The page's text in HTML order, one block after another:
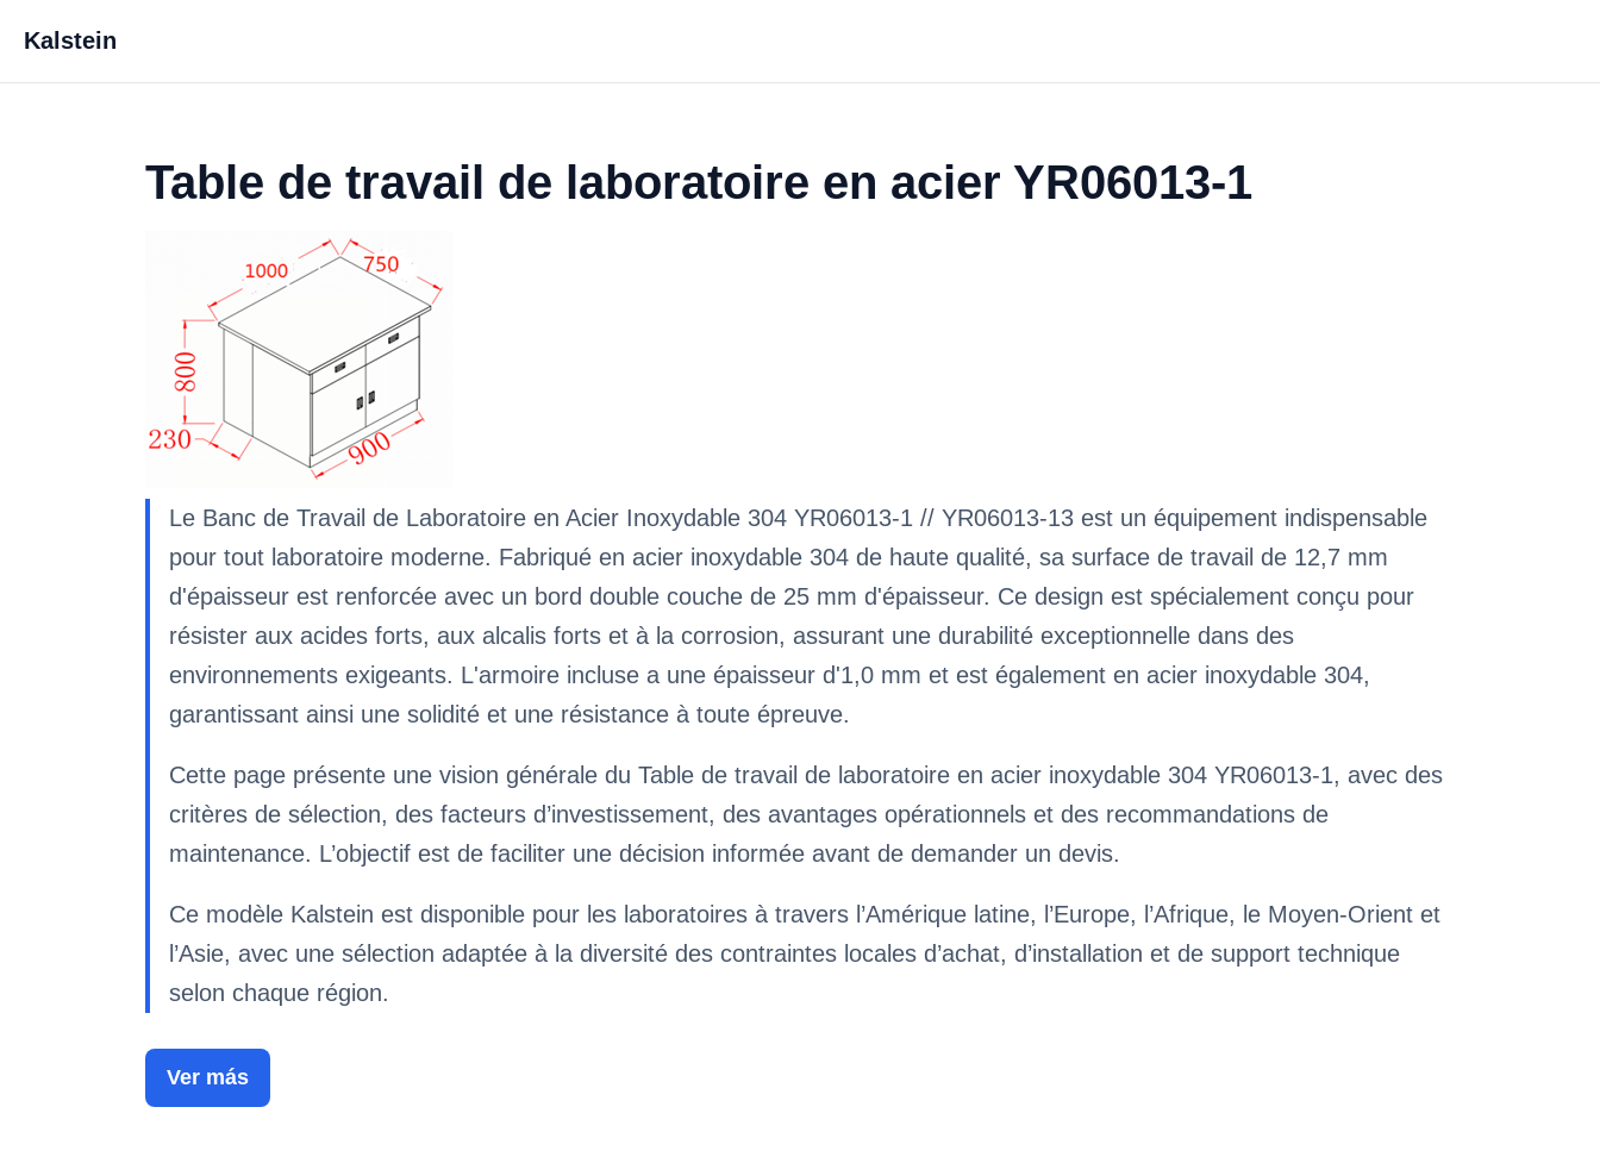
Kalstein
Table de travail de laboratoire en acier YR06013-1
Le Banc de Travail de Laboratoire en Acier Inoxydable 304 YR06013-1 // YR06013-13 est un équipement indispensable
pour tout laboratoire moderne. Fabriqué en acier inoxydable 304 de haute qualité, sa surface de travail de 12,7 mm
d'épaisseur est renforcée avec un bord double couche de 25 mm d'épaisseur. Ce design est spécialement conçu pour
résister aux acides forts, aux alcalis forts et à la corrosion, assurant une durabilité exceptionnelle dans des
environnements exigeants. L'armoire incluse a une épaisseur d'1,0 mm et est également en acier inoxydable 304,
garantissant ainsi une solidité et une résistance à toute épreuve.
Cette page présente une vision générale du Table de travail de laboratoire en acier inoxydable 304 YR06013-1, avec des
critères de sélection, des facteurs d’investissement, des avantages opérationnels et des recommandations de
maintenance. L’objectif est de faciliter une décision informée avant de demander un devis.
Ce modèle Kalstein est disponible pour les laboratoires à travers l’Amérique latine, l’Europe, l’Afrique, le Moyen-Orient et
l’Asie, avec une sélection adaptée à la diversité des contraintes locales d’achat, d’installation et de support technique
selon chaque région.
Ver más